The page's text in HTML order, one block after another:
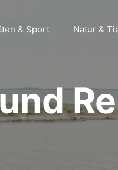
& Sport Natur &